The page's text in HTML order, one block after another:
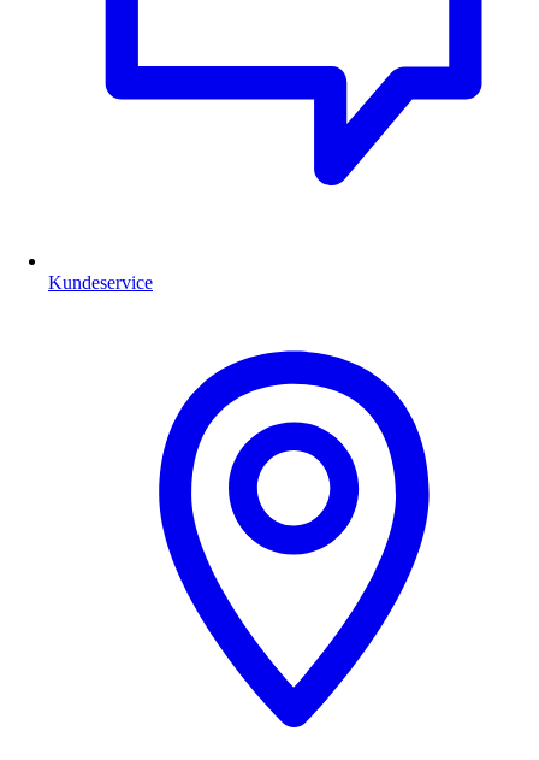
Kundeservice